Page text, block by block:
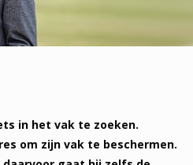
in het vak te zoeken.
om zijn vak te beschermen.